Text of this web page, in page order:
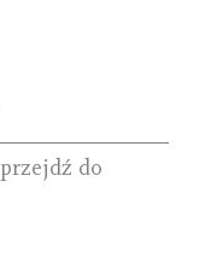
do